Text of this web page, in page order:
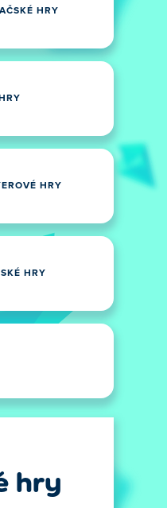
HRY
HRY
HRY
hry